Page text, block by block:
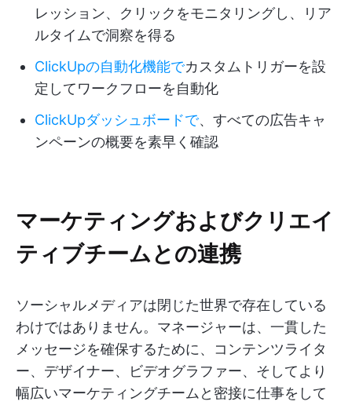
レッション、クリックをモニタリングし、リア
ルタイムで洞察を得る
ClickUpの自動化機能でカスタムトリガーを設
定してワークフローを自動化
ClickUpダッシュボードで、すべての広告キャ
ンペーンの概要を素早く確認
マーケティングおよびクリエイ
ティブチームとの連携
ソーシャルメディアは閉じた世界で存在している
わけではありません。マネージャーは、一貫した
メッセージを確保するために、コンテンツライタ
ー、デザイナー、ビデオグラファー、そしてより
幅広いマーケティングチームと密接に仕事をして